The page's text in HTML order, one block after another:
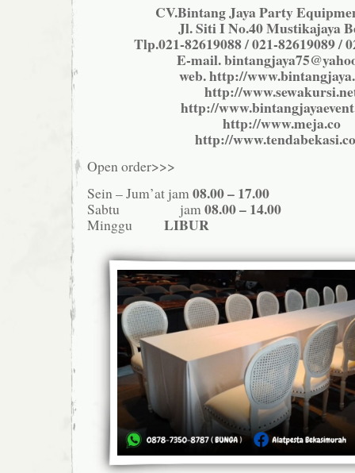
CV.Bintang Jaya Party
Jl. Siti I No.40 Mustikajaya
Tlp.021-82619088 / 021-82619089 /
E-mail.
web. http://
http://
http://
http://www.meja.co
http://
Open order>>>
Sein – Jum’at jam08.00 – 17.00
Sabtu jam08.00 – 14.00
Minggu LIBUR